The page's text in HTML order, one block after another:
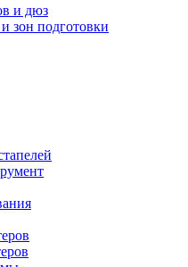
и дюз
зон подготовки